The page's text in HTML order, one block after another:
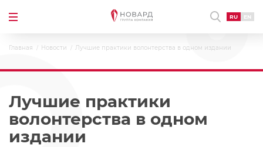
RU EN
Главная Новости Лучшие практики волонтерства в одном издании
Лучшие практики
волонтерства в одном
издании